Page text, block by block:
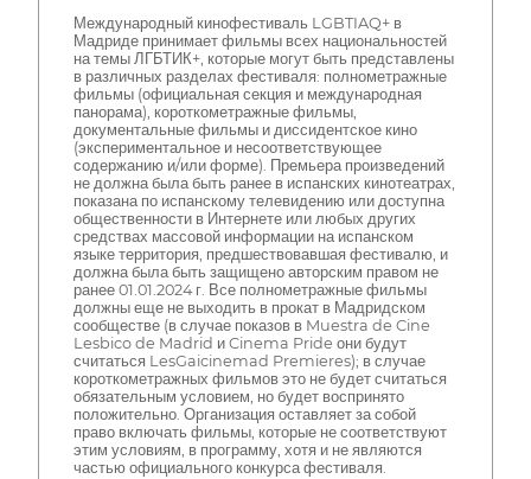
Международный кинофестиваль LGBTIAQ+ в
Мадриде принимает фильмы всех национальностей
на темы ЛГБТИК+, которые могут быть представлены
в различных разделах фестиваля: полнометражные
фильмы (официальная секция и международная
панорама), короткометражные фильмы,
документальные фильмы и диссидентское кино
(экспериментальное и несоответствующее
содержанию и/или форме). Премьера произведений
не должна была быть ранее в испанских кинотеатрах,
показана по испанскому телевидению или доступна
общественности в Интернете или любых других
средствах массовой информации на испанском
языке территория, предшествовавшая фестивалю, и
должна была быть защищено авторским правом не
ранее 01.01.2024 г. Все полнометражные фильмы
должны еще не выходить в прокат в Мадридском
сообществе (в случае показов в Muestra de Cine
Lesbico de Madrid и Cinema Pride они будут
считаться LesGaicinemad Premieres); в случае
короткометражных фильмов это не будет считаться
обязательным условием, но будет воспринято
положительно. Организация оставляет за собой
право включать фильмы, которые не соответствуют
этим условиям, в программу, хотя и не являются
частью официального конкурса фестиваля.